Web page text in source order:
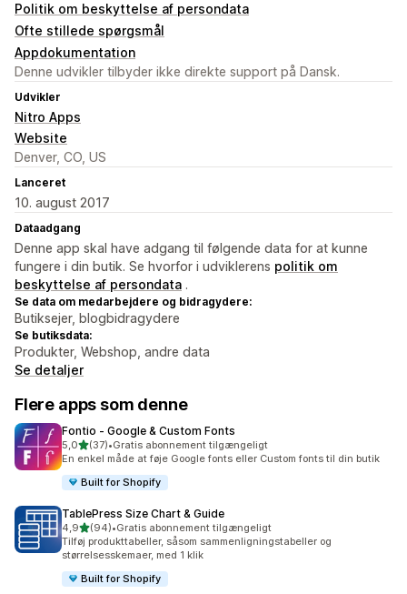
Politik om beskyttelse af persondata
Ofte stillede spørgsmål
Appdokumentation
Denne udvikler tilbyder ikke direkte support på Dansk.
Udvikler
Nitro Apps
Website
Denver, CO, US
Lanceret
10. august 2017
Dataadgang
Denne app skal have adgang til følgende data for at kunne
fungere i din butik. Se hvorfor i udviklerens politik om
beskyttelse af persondata .
Se data om medarbejdere og bidragydere:
Butiksejer, blogbidragydere
Se butiksdata:
Produkter, Webshop, andre data
Se detaljer
Flere apps som denne
Fontio ‑ Google & Custom Fonts
5,0ud af 5 stjerner
(37)
37 anmeldelser i alt
•Gratis abonnement tilgængeligt
En enkel måde at føje Google fonts eller Custom fonts til din butik
Built for Shopify
TablePress Size Chart & Guide
4,9ud af 5 stjerner
(94)
94 anmeldelser i alt
•Gratis abonnement tilgængeligt
Tilføj produkttabeller, såsom sammenligningstabeller og
størrelsesskemaer, med 1 klik
Built for Shopify